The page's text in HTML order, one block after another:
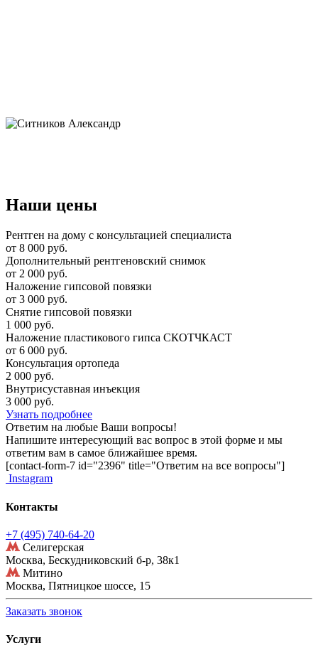
Наши цены
Рентген на дому с консультацией специалиста
от 8 000 руб.
Дополнительный рентгеновский снимок
от 2 000 руб.
Наложение гипсовой повязки
от 3 000 руб.
Снятие гипсовой повязки
1 000 руб.
Наложение пластикового гипса СКОТЧКАСТ
от 6 000 руб.
Консультация ортопеда
2 000 руб.
Внутрисуставная инъекция
3 000 руб.
Узнать подробнее
Ответим на любые Ваши вопросы!
Напишите интересующий вас вопрос в этой форме и мы
ответим вам в самое ближайшее время.
[contact-form-7 id="2396" title="Ответим на все вопросы"]
Instagram
Контакты
+7 (495) 740-64-20
Селигерская
Москва, Бескудниковский б-р, 38к1
Митино
Москва, Пятницкое шоссе, 15
Заказать звонок
Услуги